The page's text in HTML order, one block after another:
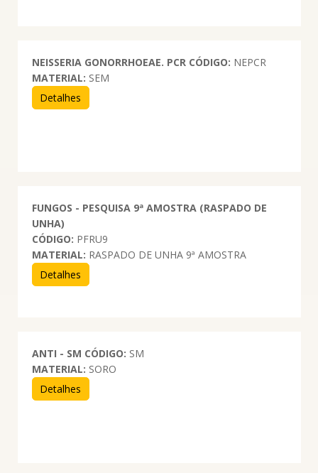
NEISSERIA GONORRHOEAE. PCR CÓDIGO: NEPCR
MATERIAL: SEM
Detalhes
FUNGOS - PESQUISA 9ª AMOSTRA (RASPADO DE
UNHA)
CÓDIGO: PFRU9
MATERIAL: RASPADO DE UNHA 9ª AMOSTRA
Detalhes
ANTI - SM CÓDIGO: SM
MATERIAL: SORO
Detalhes